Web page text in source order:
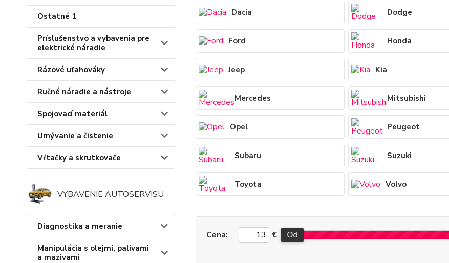
Ostatné 1
Príslušenstvo a vybavenia pre
elektrické náradie
Rázové uťahováky
Ručné náradie a nástroje
Spojovací materiál
Umývanie a čistenie
Vŕtačky a skrutkovače
VYBAVENIE AUTOSERVISU
Diagnostika a meranie
Manipulácia s olejmi, palivami
a mazivami
Dacia Dodge
Ford Honda
Jeep Kia
Mercedes Mitsubishi
Opel Peugeot
Subaru Suzuki
Toyota Volvo
Cena: € Od